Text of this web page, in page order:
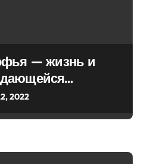
— жизнь и
мыслительницы
2022